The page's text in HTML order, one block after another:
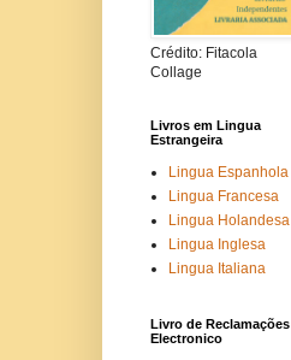
Crédito: Fitacola
Collage
Livros em Lingua
Estrangeira
Lingua Espanhola
Lingua Francesa
Lingua Holandesa
Lingua Inglesa
Lingua Italiana
Livro de Reclamações
Electronico